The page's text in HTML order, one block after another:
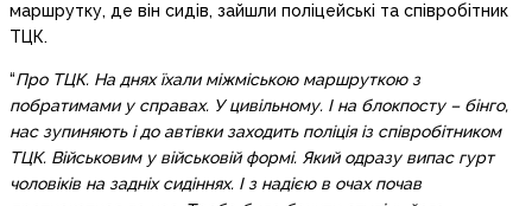
маршрутку, де він сидів, зайшли поліцейські та співробітник
ТЦК.
“Про ТЦК. На днях їхали міжміською маршруткою з
побратимами у справах. У цивільному. І на блокпосту – бінго,
нас зупиняють і до автівки заходить поліція із співробітником
ТЦК. Військовим у військовій формі. Який одразу випас гурт
чоловіків на задніх сидіннях. І з надією в очах почав